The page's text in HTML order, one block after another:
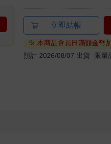
立即結帳
※ 本商品會員日滿額金幣
預計 2026/08/07 出貨
限